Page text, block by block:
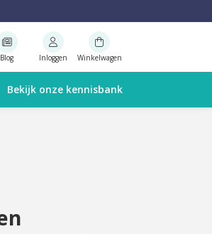
Blog Inloggen Winkelwagen
Bekijk onze kennisbank